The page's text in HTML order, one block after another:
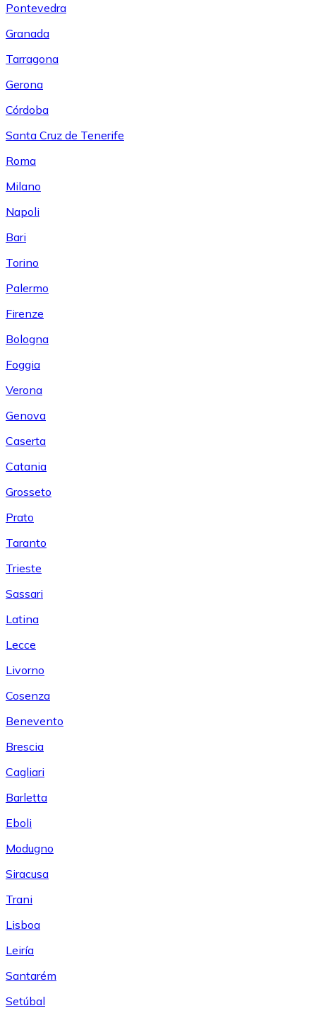
Pontevedra
Granada
Tarragona
Gerona
Córdoba
Santa Cruz de Tenerife
Roma
Milano
Napoli
Bari
Torino
Palermo
Firenze
Bologna
Foggia
Verona
Genova
Caserta
Catania
Grosseto
Prato
Taranto
Trieste
Sassari
Latina
Lecce
Livorno
Cosenza
Benevento
Brescia
Cagliari
Barletta
Eboli
Modugno
Siracusa
Trani
Lisboa
Leiría
Santarém
Setúbal